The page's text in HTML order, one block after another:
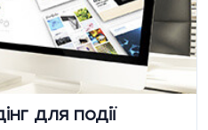
для події